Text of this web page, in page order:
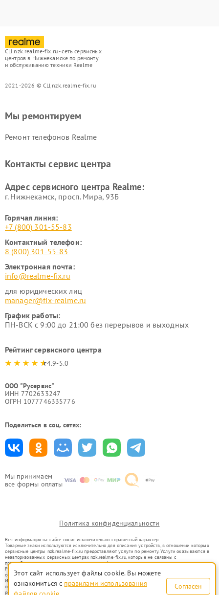
СЦ nzk.realme-fix.ru - сеть сервисных
центров в Нижнекамске по ремонту
и обслуживанию техники Realme
2021-2026 © СЦ nzk.realme-fix.ru
Мы принимаем
все формы оплаты
Мы ремонтируем
Ремонт телефонов Realme
Контакты сервис центра
Адрес сервисного центра Realme:
г. Нижнекамск, просп. Мира, 93Б
Горячая линия:
+7 (800) 301-55-83
Контактный телефон:
8 (800) 301-55-83
Электронная почта:
info@realme-fix.ru
для юридических лиц
manager@fix-realme.ru
График работы:
ПН-ВСК с 9:00 до 21:00 без перерывов и выходных
Рейтинг сервисного центра
4.9-5.0
ООО "Русервис"
ИНН 7702633247
ОГРН 1077746335776
Поделиться в соц. сетях:
Политика конфиденциальности
Вся информация на сайте носит исключительно справочный характер.
Товарные знаки используются исключительно для описания устройств, в отношении которых
сервисные центры nzk.realme-fix.ru предоставляют услуги по ремонту. Услуги оказываются в
неавторизованных сервисных центрах nzk.realme-fix.ru, которые не связаны с
правообладателями товарных знаков или их официальными представителями.
Ремонт осуществляется для устройств, уже введенных в гражданский оборот в соответствии
со статьей 1487 ГК РФ.
Использование товарных знаков не преследует цели индивидуализации услуг или введения
потребителей в заблуждение, а служит для информирования о предоставляемых услугах по
ремонту техники указанных брендов.
Этот сайт использует файлы cookie. Вы можете
ознакомиться с правилами использования
Согласен